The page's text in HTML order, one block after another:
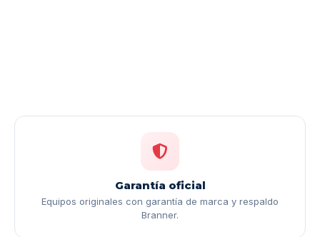
Garantía oficial
Equipos originales con garantía de marca y respaldo
Branner.